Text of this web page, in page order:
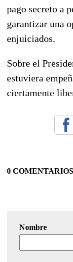
pago secreto a
garantizar una
enjuiciados.
Sobre el
estuviera
ciertamente
0 COMENTARIOS
Nombre